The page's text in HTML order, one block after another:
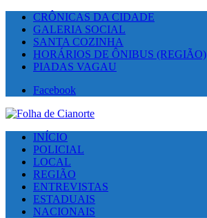
CRÔNICAS DA CIDADE
GALERIA SOCIAL
SANTA COZINHA
HORÁRIOS DE ÔNIBUS (REGIÃO)
PIADAS VAGAU
Facebook
INÍCIO
POLICIAL
LOCAL
REGIÃO
ENTREVISTAS
ESTADUAIS
NACIONAIS